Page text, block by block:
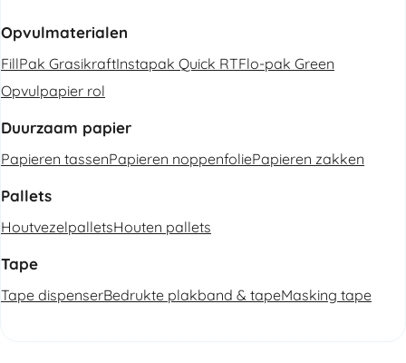
Opvulmaterialen
FillPak GrasikraftInstapak Quick RTFlo-pak Green
Opvulpapier rol
Duurzaam papier
Papieren tassenPapieren noppenfoliePapieren zakken
Pallets
HoutvezelpalletsHouten pallets
Tape
Tape dispenserBedrukte plakband & tapeMasking tape